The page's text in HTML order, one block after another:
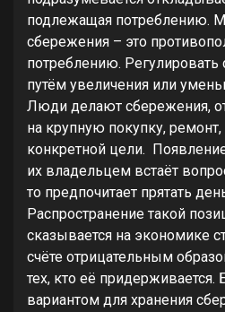
подлежащая потреблению.
сбережения – это
потреблению.
путём увеличения или
Люди делают сбережения,
на крупную покупку,
конкретной цели.
их владельцем встаёт
то предпочитает прятать
Распространение такой
сказывается на экономике
счёте отрицательным
тех, кто её
вариантом для хранения